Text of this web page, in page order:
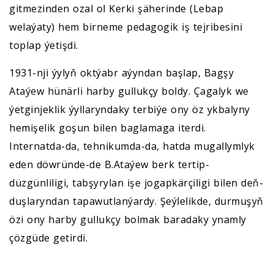
gitmezinden ozal ol Kerki şäherinde (Lebap
welaýaty) hem birneme pedagogik iş tejribesini
toplap ýetişdi.
1931-nji ýylyň oktýabr aýyndan başlap, Bagşy
Ataýew hünärli harby gullukçy boldy. Çagalyk we
ýetginjeklik ýyllaryndaky terbiýe ony öz ykbalyny
hemişelik goşun bilen baglamaga iterdi.
Internatda-da, tehnikumda-da, hatda mugallymlyk
eden döwründe-de B.Ataýew berk tertip-
düzgünliligi, tabşyrylan işe jogapkärçiligi bilen deň-
duşlaryndan tapawutlanýardy. Şeýlelikde, durmuşyň
özi ony harby gullukçy bolmak baradaky ynamly
çözgüde getirdi.